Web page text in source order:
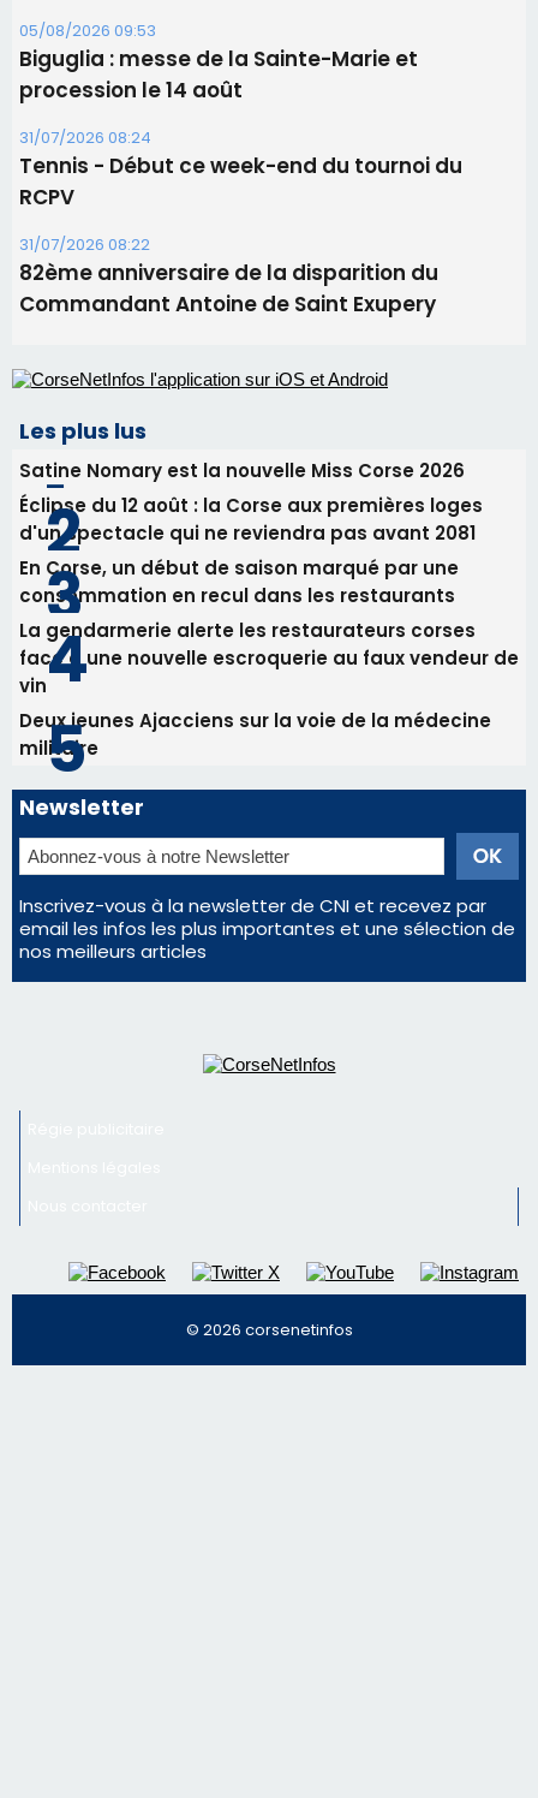
05/08/2026 09:53
Biguglia : messe de la Sainte-Marie et
procession le 14 août
31/07/2026 08:24
Tennis - Début ce week-end du tournoi du
RCPV
31/07/2026 08:22
82ème anniversaire de la disparition du
Commandant Antoine de Saint Exupery
Les plus lus
Satine Nomary est la nouvelle Miss Corse 2026
Éclipse du 12 août : la Corse aux premières loges
d'un spectacle qui ne reviendra pas avant 2081
En Corse, un début de saison marqué par une
consommation en recul dans les restaurants
La gendarmerie alerte les restaurateurs corses
face à une nouvelle escroquerie au faux vendeur de
vin
Deux jeunes Ajacciens sur la voie de la médecine
militaire
Newsletter
Inscrivez-vous à la newsletter de CNI et recevez par
email les infos les plus importantes et une sélection de
nos meilleurs articles
© 2026 corsenetinfos